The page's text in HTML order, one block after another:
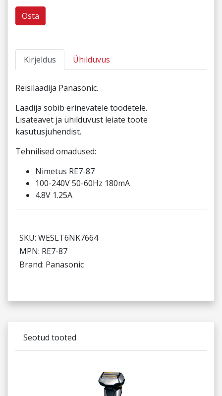
Osta
Kirjeldus Ühilduvus
Reisilaadija Panasonic.
Laadija sobib erinevatele toodetele.
Lisateavet ja ühilduvust leiate toote
kasutusjuhendist.
Tehnilised omadused:
Nimetus RE7-87
100-240V 50-60Hz 180mA
4.8V 1.25A
SKU: WESLT6NK7664
MPN: RE7-87
Brand: Panasonic
Seotud tooted